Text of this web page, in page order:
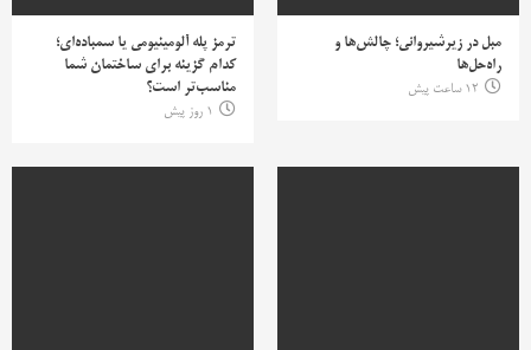
مبل در زیرشیروانی؛ چالش‌ها و
راه‌حل‌ها
12 ساعت پیش
ترمز پله آلومینیومی یا سمباده‌ای؛
کدام گزینه برای ساختمان شما
مناسب‌تر است؟
1 روز پیش